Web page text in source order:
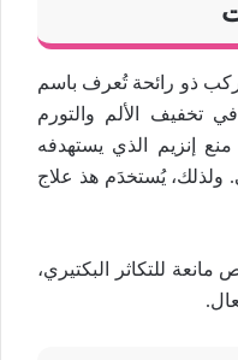
ذو رائحة تُعرف باسم
تخفيف الألم والتورم
إنزيم الذي يستهدفه
ولذلك، يُستخدَم هذ علاج
للتكاثر البكتيري،